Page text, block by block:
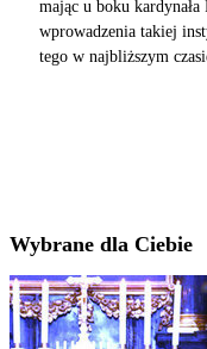
mając u boku kardynała
wprowadzenia takiej
tego w najbliższym
Wybrane dla Ciebie